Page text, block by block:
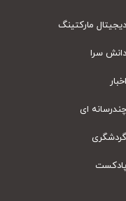
مارکتینگ
سرا
ای